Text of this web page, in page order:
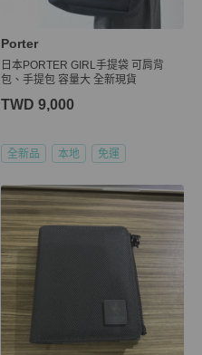
Porter
日本PORTER GIRL手提袋 可肩背
包、手提包 容量大 全新現貨
TWD 9,000
全新品 本地 免運